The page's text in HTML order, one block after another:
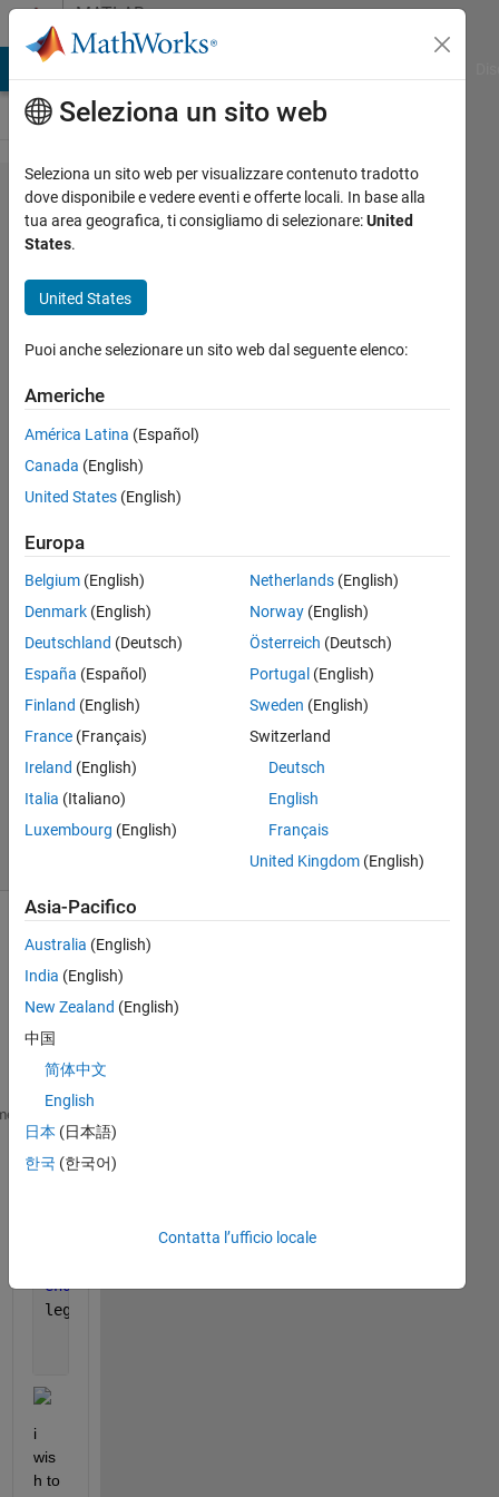
Vai al contenutoMATLAB
Answers
way to
legend a
organized
colours in
simple
plot?
taimour
26 Feb
2025
1
Risposta
Risposta
accettata
Aggiornato
26 Feb
21
Visualizzazioni
Mostra
meno
recenti
first_data = [[3 4 8 1];[3 6 4 9]];
second_data = [[1 3 5];[3 2 7];[3 4 2]];
combine = {first_data,second_data};
i = 1:length(combine)
end
legend(Legend_Names)
i
wis
h to
Seleziona un sito web
Seleziona un sito web per visualizzare contenuto tradotto
dove disponibile e vedere eventi e offerte locali. In base alla
tua area geografica, ti consigliamo di selezionare:United
States.
United States
Puoi anche selezionare un sito web dal seguente elenco:
Americhe
América Latina (Español)
Canada (English)
United States (English)
Europa
Belgium (English)
Denmark (English)
Deutschland (Deutsch)
España (Español)
Finland (English)
France (Français)
Ireland (English)
Italia (Italiano)
Luxembourg (English)
Netherlands(English)
Norway(English)
Österreich (Deutsch)
Portugal (English)
Sweden (English)
Switzerland
Deutsch
English
Français
United Kingdom(English)
Asia-Pacifico
Australia (English)
India (English)
New Zealand (English)
中国
简体中文
English
日本 (日本語)
한국 (한국어)
Contatta l’ufficio locale